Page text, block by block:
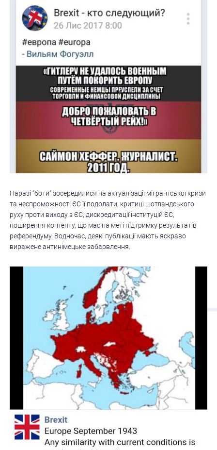
Наразі “боти” зосередилися на актуалізації мігрантської кризи
та неспроможності ЄС її подолати, критиці шотландського
руху проти виходу з ЄС, дискредитації інституцій ЄС,
поширення контенту, що має на меті підтримку результатів
референдуму. Водночас, деякі публікації мають яскраво
виражене антинімецьке забарвлення.